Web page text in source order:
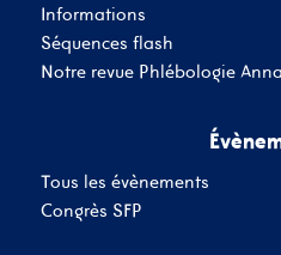
Informations
Séquences flash
Notre revue Phlébologie
Tous les évènements
Congrès SFP
Inscrivez-